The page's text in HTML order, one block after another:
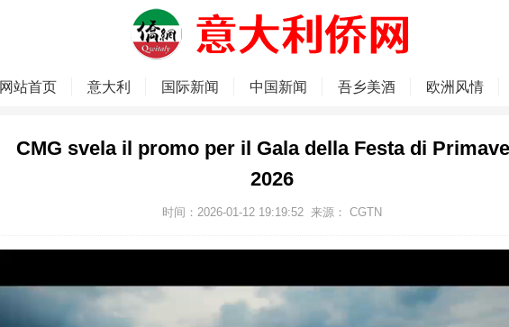
网站首页 意大利 国际新闻 中国新闻 吾乡美酒 欧洲风情
CMG svela il promo per il Gala della Festa di
2026
时间：2026-01-12 19:19:52 来源： CGTN